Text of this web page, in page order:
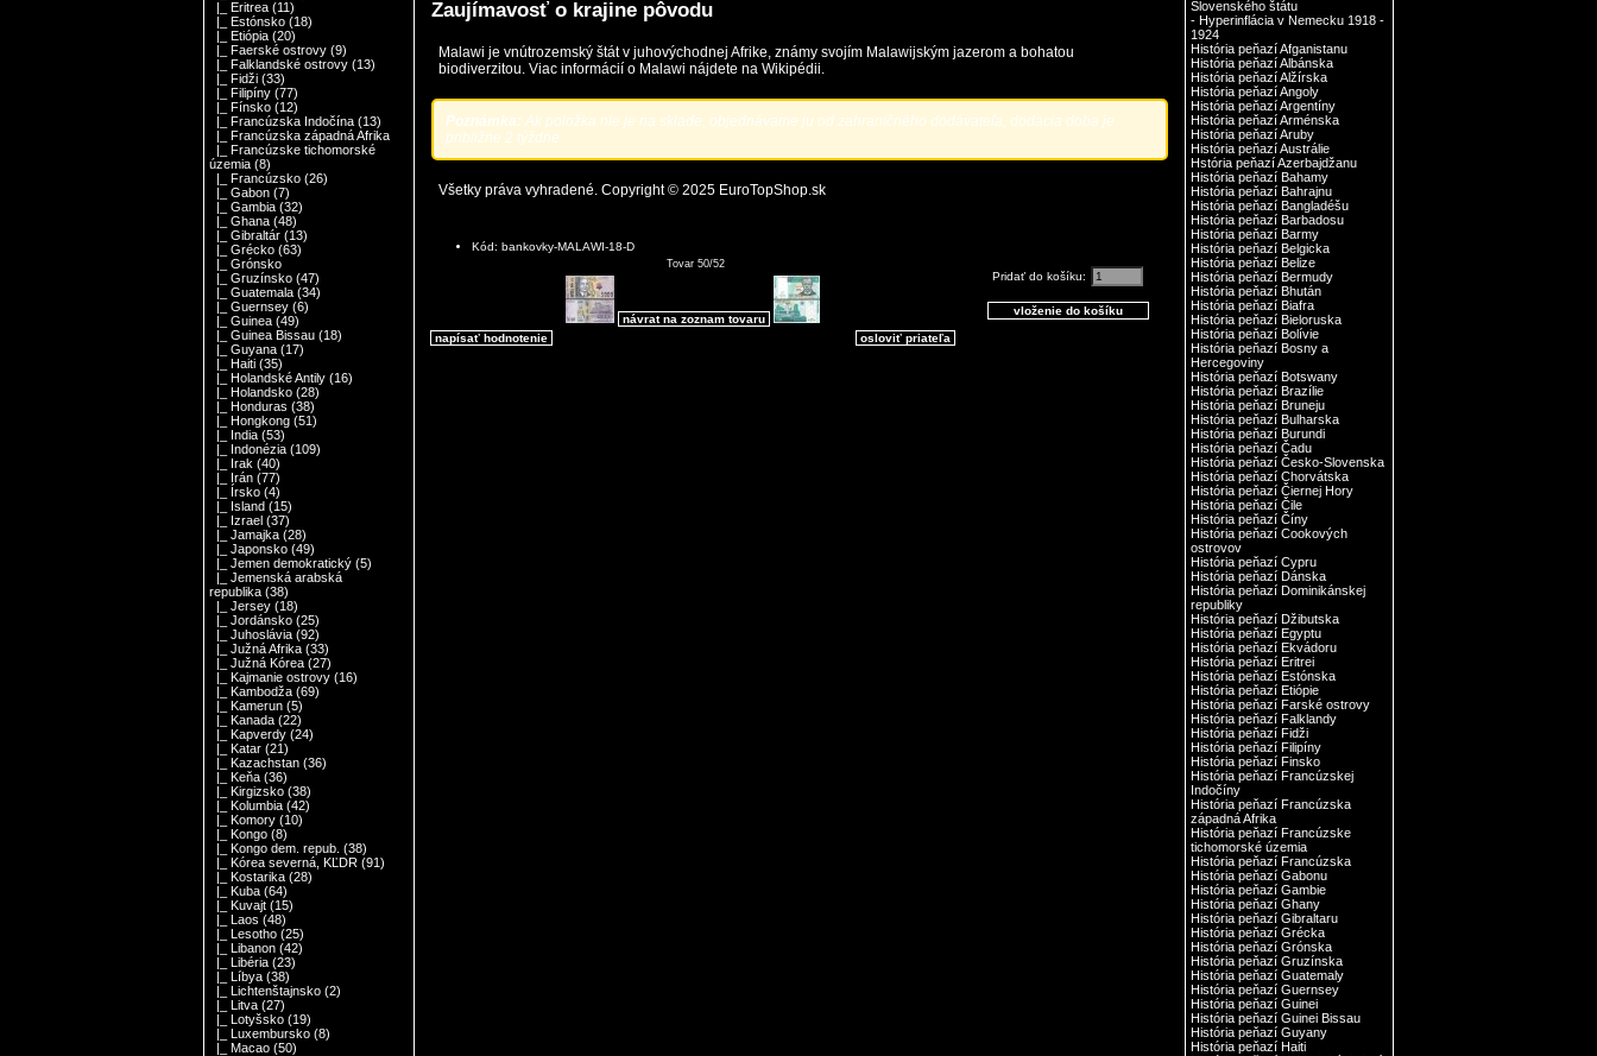
|_ Eritrea (11)
|_ Estónsko (18)
|_ Etiópia (20)
|_ Faerské ostrovy (9)
|_ Falklandské ostrovy (13)
|_ Fidži (33)
|_ Filipíny (77)
|_ Fínsko (12)
|_ Francúzska Indočína (13)
|_ Francúzska západná Afrika
|_ Francúzske tichomorské
územia (8)
|_ Francúzsko (26)
|_ Gabon (7)
|_ Gambia (32)
|_ Ghana (48)
|_ Gibraltár (13)
|_ Grécko (63)
|_ Grónsko
|_ Gruzínsko (47)
|_ Guatemala (34)
|_ Guernsey (6)
|_ Guinea (49)
|_ Guinea Bissau (18)
|_ Guyana (17)
|_ Haiti (35)
|_ Holandské Antily (16)
|_ Holandsko (28)
|_ Honduras (38)
|_ Hongkong (51)
|_ India (53)
|_ Indonézia (109)
|_ Irak (40)
|_ Irán (77)
|_ Írsko (4)
|_ Island (15)
|_ Izrael (37)
|_ Jamajka (28)
|_ Japonsko (49)
|_ Jemen demokratický (5)
|_ Jemenská arabská
republika (38)
|_ Jersey (18)
|_ Jordánsko (25)
|_ Juhoslávia (92)
|_ Južná Afrika (33)
|_ Južná Kórea (27)
|_ Kajmanie ostrovy (16)
|_ Kambodža (69)
|_ Kamerun (5)
|_ Kanada (22)
|_ Kapverdy (24)
|_ Katar (21)
|_ Kazachstan (36)
|_ Keňa (36)
|_ Kirgizsko (38)
|_ Kolumbia (42)
|_ Komory (10)
|_ Kongo (8)
|_ Kongo dem. repub. (38)
|_ Kórea severná, KĽDR (91)
|_ Kostarika (28)
|_ Kuba (64)
|_ Kuvajt (15)
|_ Laos (48)
|_ Lesotho (25)
|_ Libanon (42)
|_ Libéria (23)
|_ Líbya (38)
|_ Lichtenštajnsko (2)
|_ Litva (27)
|_ Lotyšsko (19)
|_ Luxembursko (8)
|_ Macao (50)
Zaujímavosť o krajine pôvodu
Malawi je vnútrozemský štát v juhovýchodnej Afrike, známy svojím Malawijským jazerom a bohatou
biodiverzitou. Viac informácií o Malawi nájdete na Wikipédii
Poznámka: Ak položka nie je na sklade, objednávame ju od zahraničného dodávateľa, dodacia doba je
približne 2 týždne.
Všetky práva vyhradené. Copyright © 2025 EuroTopShop.sk
Pridať do košíku:
Kód: bankovky-MALAWI-18-D
Tovar 50/52
návrat na zoznam tovaru
osloviť priateľa
napísať hodnotenie
Slovenského štátu
- Hyperinflácia v Nemecku 1918 -
1924
História peňazí Afganistanu
História peňazí Albánska
História peňazí Alžírska
História peňazí Angoly
História peňazí Argentíny
História peňazí Arménska
História peňazí Aruby
História peňazí Austrálie
Hstória peňazí Azerbajdžanu
História peňazí Bahamy
História peňazí Bahrajnu
História peňazí Bangladéšu
História peňazí Barbadosu
História peňazí Barmy
História peňazí Belgicka
História peňazí Belize
História peňazí Bermudy
História peňazí Bhután
História peňazí Biafra
História peňazí Bieloruska
História peňazí Bolívie
História peňazí Bosny a
Hercegoviny
História peňazí Botswany
História peňazí Brazílie
História peňazí Bruneju
História peňazí Bulharska
História peňazí Burundi
História peňazí Čadu
História peňazí Česko-Slovenska
História peňazí Chorvátska
História peňazí Čiernej Hory
História peňazí Čile
História peňazí Číny
História peňazí Cookových
ostrovov
História peňazí Cypru
História peňazí Dánska
História peňazí Dominikánskej
republiky
História peňazí Džibutska
História peňazí Egyptu
História peňazí Ekvádoru
História peňazí Eritrei
História peňazí Estónska
História peňazí Etiópie
História peňazí Farské ostrovy
História peňazí Falklandy
História peňazí Fidži
História peňazí Filipíny
História peňazí Finsko
História peňazí Francúzskej
Indočíny
História peňazí Francúzska
západná Afrika
História peňazí Francúzske
tichomorské územia
História peňazí Francúzska
História peňazí Gabonu
História peňazí Gambie
História peňazí Ghany
História peňazí Gibraltaru
História peňazí Grécka
História peňazí Grónska
História peňazí Gruzínska
História peňazí Guatemaly
História peňazí Guernsey
História peňazí Guinei
História peňazí Guinei Bissau
História peňazí Guyany
História peňazí Haiti